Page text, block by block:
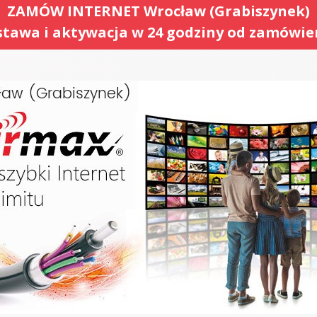
ZAMÓW INTERNET Wrocław (Grabiszynek)
i aktywacja w 24 godziny od